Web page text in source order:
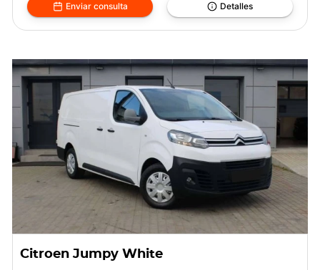
Enviar consulta Detalles
Citroen Jumpy White